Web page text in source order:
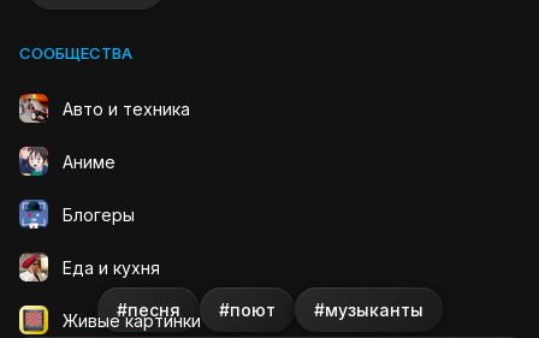
СООБЩЕСТВА
Авто и техника
Аниме
Блогеры
Еда и кухня
Живые картинки
#песня #поют #музыканты